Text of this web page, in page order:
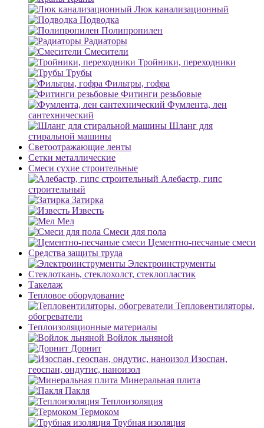
Люк канализационный
Подводка
Полипропилен
Радиаторы
Смесители
Тройники, переходники
Трубы
Фильтры, гофра
Фитинги резьбовые
Фумлента, лен
сантехнический
Шланг для
стиральной машины
Светоотражающие ленты
Сетки металлические
Смеси сухие строительные
Алебастр, гипс
строительный
Затирка
Известь
Мел
Смеси для пола
Цементно-песчаные смеси
Средства защиты труда
Электроинструменты
Стеклоткань, стеклохолст, стеклопластик
Такелаж
Тепловое оборудование
Тепловентиляторы,
обогреватели
Теплоизоляционные материалы
Войлок льняной
Дорнит
Изоспан,
геоспан, ондутис, наноизол
Минеральная плита
Пакля
Теплоизоляция
Термоком
Трубная изоляция